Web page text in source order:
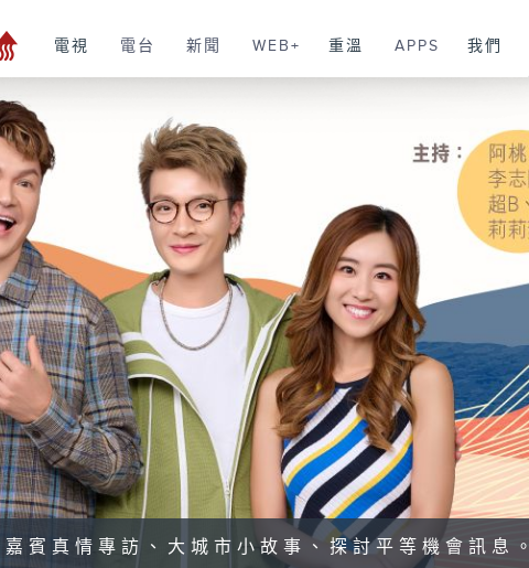
電視 電台 新聞 WEB+ 重溫 APPS 我們
賓真情專訪、大城市小故事、探討平等機會訊息。